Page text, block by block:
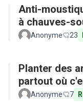
Anti-
à chauves-
Anonyme 23
Planter des
partout où
Anonyme 7